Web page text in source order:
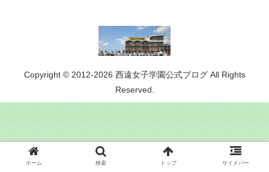
Copyright © 2012-2026 西遠女子学園公式ブログ All Rights
Reserved.
ホーム 検索 トップ サイドバー